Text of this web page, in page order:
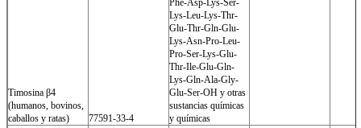
Timosina β4
(humanos, bovinos,
caballos y ratas)
77591-33-4
Phe-Asp-Lys-Ser-
Lys-Leu-Lys-Thr-
Glu-Thr-Gln-Glu-
Lys-Asn-Pro-Leu-
Pro-Ser-Lys-Glu-
Thr-Ile-Glu-Gln-
Lys-Gln-Ala-Gly-
Glu-Ser-OH y otras
sustancias químicas
y químicas